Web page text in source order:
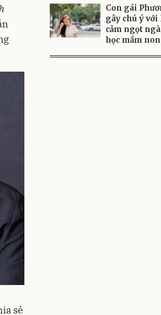
sẻ
Con gái
gây chú ý với
cảm ngọt
học mầm non